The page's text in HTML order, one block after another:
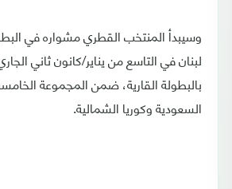
وسيبدأ المنتخب القطري مشواره في
لبنان في التاسع من يناير/كانون ثاني
بالبطولة القارية، ضمن المجموعة
السعودية وكوريا الشمالية.